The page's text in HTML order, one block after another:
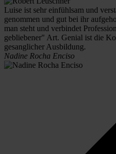
Luise ist sehr einfühlsam und
genommen und gut bei ihr
man steht und verbindet
gebliebener" Art. Genial ist die
gesanglicher Ausbildung.
Nadine Rocha Enciso